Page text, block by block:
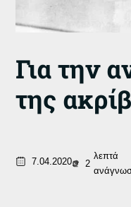
Για την
της
7.04.2020 2
λεπτά